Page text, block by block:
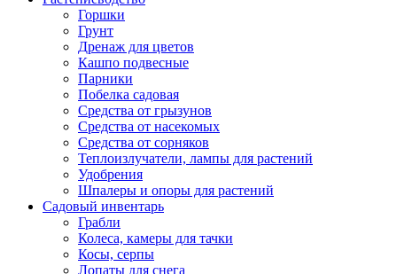
Горшки
Грунт
Дренаж для цветов
Кашпо подвесные
Парники
Побелка садовая
Средства от грызунов
Средства от насекомых
Средства от сорняков
Теплоизлучатели, лампы для растений
Удобрения
Шпалеры и опоры для растений
Садовый инвентарь
Грабли
Колеса, камеры для тачки
Косы, серпы
Лопаты для снега